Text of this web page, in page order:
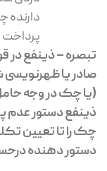
‌تبصره – ذینفع
صادر یا
(‌یا چک در وجه
ذینفع دستور
چک را تا تعیین
دستور دهنده